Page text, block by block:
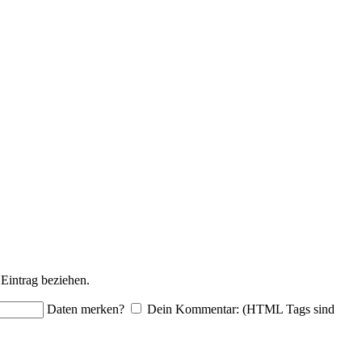
beziehen.
Daten merken? Dein Kommentar: (HTML Tags sind